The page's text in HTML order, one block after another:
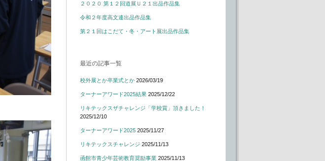
２０２０ 第１２回道展Ｕ２１出品作品集
令和２年度高文連出品作品集
第２１回はこだて・冬・アート展出品作品集
最近の記事一覧
校外展とか卒業式とか 2026/03/19
ターナーアワード2025結果 2025/12/22
リキテックスザチャレンジ「学校賞」頂きました！
2025/12/10
ターナーアワード2025 2025/11/27
リキテックスチャレンジ 2025/11/13
函館市青少年芸術教育奨励事業 2025/11/13